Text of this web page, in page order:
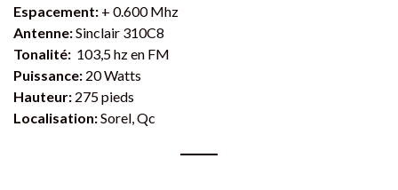
Espacement: + 0.600 Mhz
Antenne:Sinclair 310C8
Tonalité: 103,5 hz en FM
Puissance: 20 Watts
Hauteur: 275 pieds
Localisation:Sorel, Qc